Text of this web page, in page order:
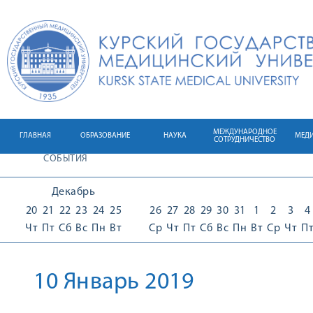
ГЛАВНАЯ ОБРАЗОВАНИЕ НАУКА
МЕЖДУНАРОДНОЕ
СОТРУДНИЧЕСТВО
СОБЫТИЯ
Декабрь
20
Чт
21
Пт
22
Сб
23
Вс
24
Пн
25
Вт
26
Ср
27
Чт
28
Пт
29
Сб
30
Вс
31
Пн
1
Вт
2
Ср
3
Чт
4
Пт
10 Январь 2019